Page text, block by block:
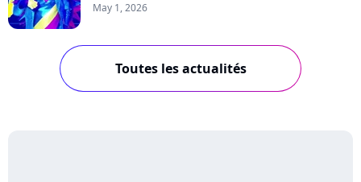
May 1, 2026
Toutes les actualités